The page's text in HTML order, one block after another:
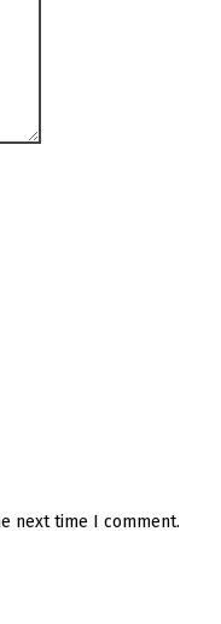
next time I comment.